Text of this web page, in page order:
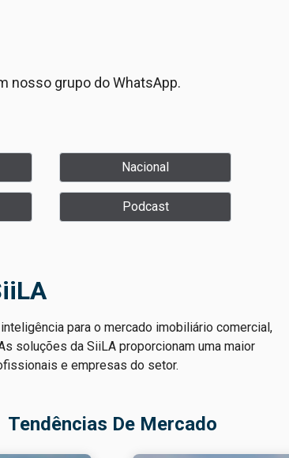
nosso grupo do WhatsApp.
Nacional
Podcast
para o mercado imobiliário comercial,
soluções da SiiLA proporcionam uma maior
e empresas do setor.
Tendências De Mercado